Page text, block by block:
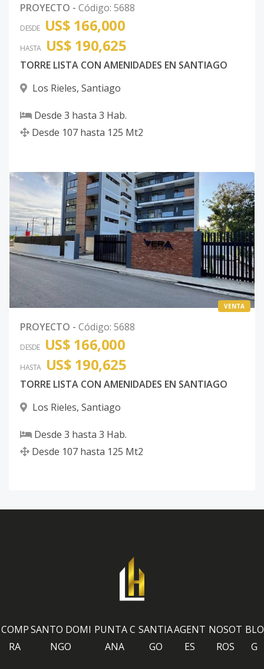
PROYECTO - Código: 5688
DESDE US$ 166,000
HASTA US$ 190,625
TORRE LISTA CON AMENIDADES EN SANTIAGO
Los Rieles, Santiago
Desde 3 hasta 3 Hab.
Desde 107 hasta 125 Mt2
VENTA
PROYECTO - Código: 5688
DESDE US$ 166,000
HASTA US$ 190,625
TORRE LISTA CON AMENIDADES EN SANTIAGO
Los Rieles, Santiago
Desde 3 hasta 3 Hab.
Desde 107 hasta 125 Mt2
COMP
RA
SANTO DOMI
NGO
PUNTA C
ANA
SANTIA
GO
AGENT
ES
NOSOT
ROS
BLO
G